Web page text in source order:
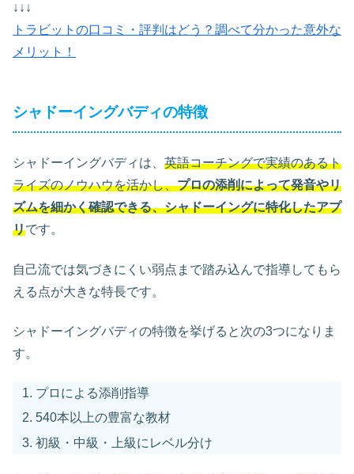
↓↓↓
トラビットの口コミ・評判はどう？調べて分かった意外な
メリット！
シャドーイングバディの特徴
シャドーイングバディは、 英語コーチングで実績のあるト
ライズのノウハウを活かし、プロの添削によって発音やリ
ズムを細かく確認できる、シャドーイングに特化したアプ
リです。
自己流では気づきにくい弱点まで踏み込んで指導してもら
える点が大きな特長です。
シャドーイングバディの特徴を挙げると次の3つになりま
す。
プロによる添削指導
540本以上の豊富な教材
初級・中級・上級にレベル分け